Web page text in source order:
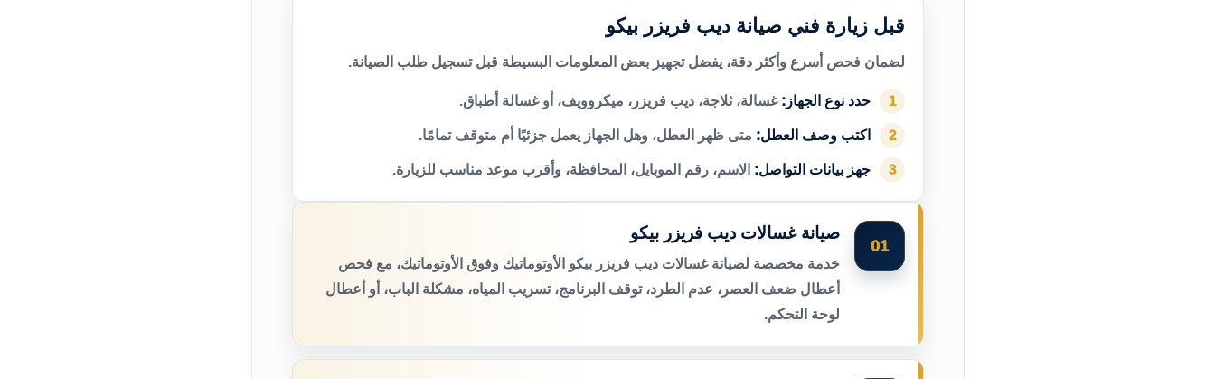
قبل زيارة فني صيانة ديب فريزر بيكو
لضمان فحص أسرع وأكثر دقة، يفضل تجهيز بعض المعلومات البسيطة قبل تسجيل طلب الصيانة.
1 حدد نوع الجهاز: غسالة، ثلاجة، ديب فريزر، ميكروويف، أو غسالة أطباق.
2 اكتب وصف العطل: متى ظهر العطل، وهل الجهاز يعمل جزئيًا أم متوقف تمامًا.
3 جهز بيانات التواصل: الاسم، رقم الموبايل، المحافظة، وأقرب موعد مناسب للزيارة.
01
صيانة غسالات ديب فريزر بيكو
خدمة مخصصة لصيانة غسالات ديب فريزر بيكو الأوتوماتيك وفوق الأوتوماتيك، مع فحص
أعطال ضعف العصر، عدم الطرد، توقف البرنامج، تسريب المياه، مشكلة الباب، أو أعطال
لوحة التحكم.